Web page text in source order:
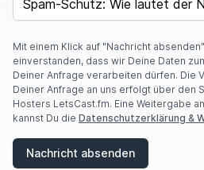
O
A
R
E
A
H
U
Mit einem Klick auf "Nachricht
einverstanden, dass wir Deine Daten
Deiner Anfrage verarbeiten dürfen. Die
Deiner Anfrage an uns erfolgt über den
Hosters LetsCast.fm. Eine Weitergabe
kannst Du die Datenschutzerklärung &
Nachricht absenden